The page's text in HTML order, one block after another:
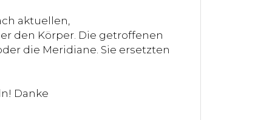
aktuellen,
den Körper. Die getroffenen
die Meridiane. Sie ersetzten
Danke